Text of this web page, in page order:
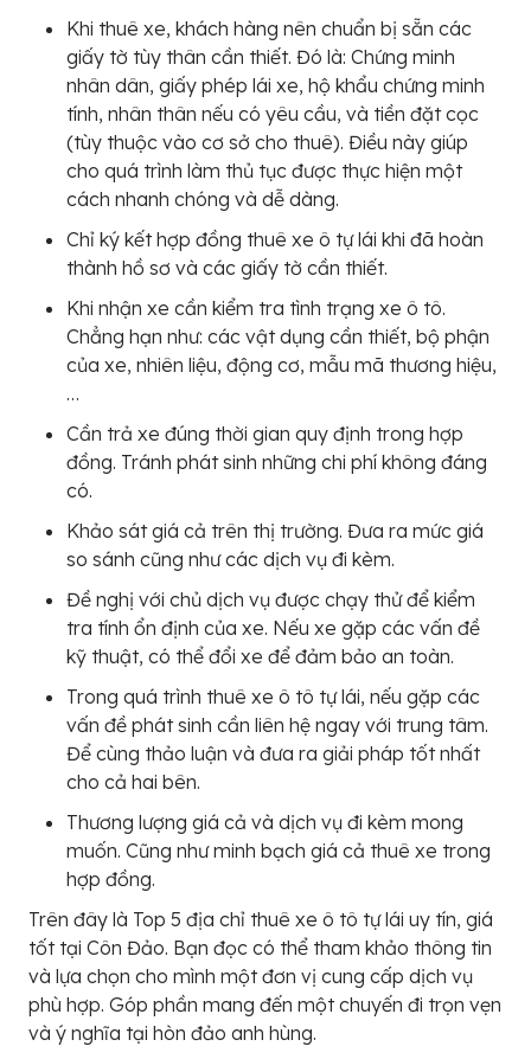
Khi thuê xe, khách hàng nên chuẩn bị sẵn các
giấy tờ tùy thân cần thiết. Đó là: Chứng minh
nhân dân, giấy phép lái xe, hộ khẩu chứng minh
tính, nhân thân nếu có yêu cầu, và tiền đặt cọc
(tùy thuộc vào cơ sở cho thuê). Điều này giúp
cho quá trình làm thủ tục được thực hiện một
cách nhanh chóng và dễ dàng.
Chỉ ký kết hợp đồng thuê xe ô tự lái khi đã hoàn
thành hồ sơ và các giấy tờ cần thiết.
Khi nhận xe cần kiểm tra tình trạng xe ô tô.
Chẳng hạn như: các vật dụng cần thiết, bộ phận
của xe, nhiên liệu, động cơ, mẫu mã thương hiệu,
…
Cần trả xe đúng thời gian quy định trong hợp
đồng. Tránh phát sinh những chi phí không đáng
có.
Khảo sát giá cả trên thị trường. Đưa ra mức giá
so sánh cũng như các dịch vụ đi kèm.
Đề nghị với chủ dịch vụ được chạy thử để kiểm
tra tính ổn định của xe. Nếu xe gặp các vấn đề
kỹ thuật, có thể đổi xe để đảm bảo an toàn.
Trong quá trình thuê xe ô tô tự lái, nếu gặp các
vấn đề phát sinh cần liên hệ ngay với trung tâm.
Để cùng thảo luận và đưa ra giải pháp tốt nhất
cho cả hai bên.
Thương lượng giá cả và dịch vụ đi kèm mong
muốn. Cũng như minh bạch giá cả thuê xe trong
hợp đồng.
Trên đây là Top 5 địa chỉ thuê xe ô tô tự lái uy tín, giá
tốt tại Côn Đảo. Bạn đọc có thể tham khảo thông tin
và lựa chọn cho mình một đơn vị cung cấp dịch vụ
phù hợp. Góp phần mang đến một chuyến đi trọn vẹn
và ý nghĩa tại hòn đảo anh hùng.